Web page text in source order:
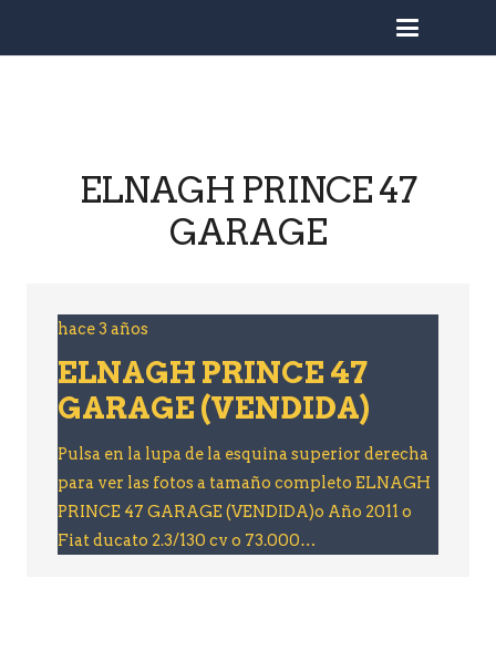
ELNAGH PRINCE 47
GARAGE
hace 3 años
ELNAGH PRINCE 47
GARAGE (VENDIDA)
Pulsa en la lupa de la esquina superior derecha
para ver las fotos a tamaño completo ELNAGH
PRINCE 47 GARAGE (VENDIDA)o Año 2011 o
Fiat ducato 2.3/130 cv o 73.000…